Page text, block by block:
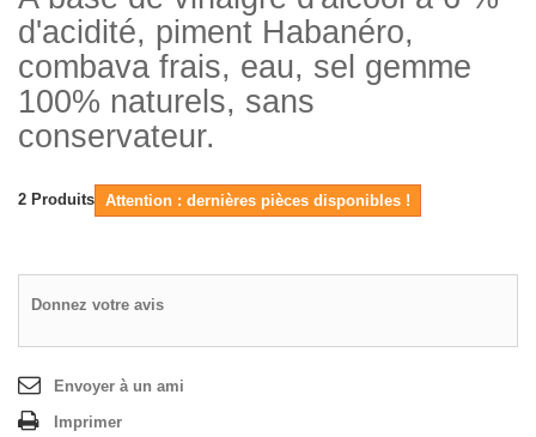
d'acidité, piment Habanéro,
combava frais, eau, sel gemme
100% naturels, sans
conservateur.
2 Produits Attention : dernières pièces disponibles !
Donnez votre avis
Envoyer à un ami
Imprimer